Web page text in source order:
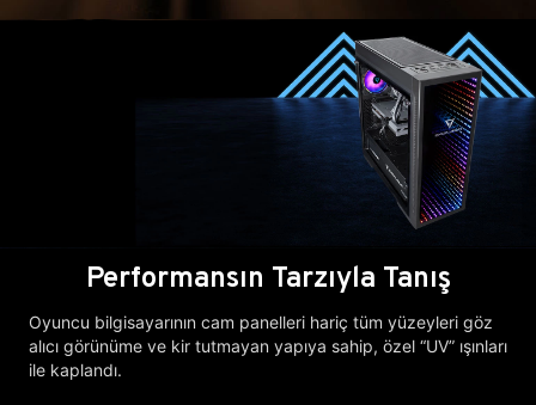
Performansın Tarzıyla Tanış
Oyuncu bilgisayarının cam panelleri hariç tüm yüzeyleri göz
alıcı görünüme ve kir tutmayan yapıya sahip, özel “UV” ışınları
ile kaplandı.